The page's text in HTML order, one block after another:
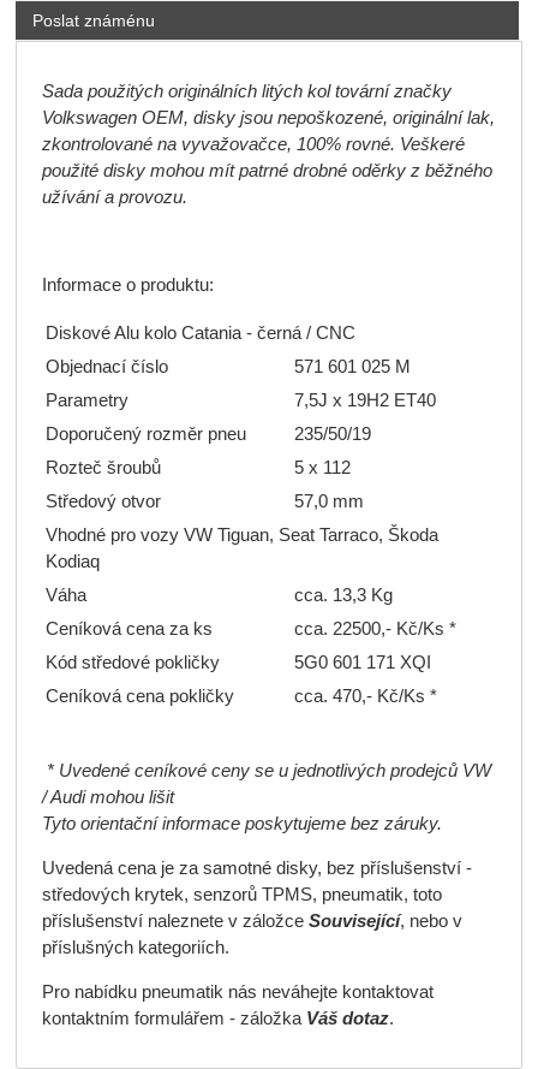
Poslat známénu
Sada použitých originálních litých kol tovární značky
Volkswagen OEM, disky jsou nepoškozené, originální lak,
zkontrolované na vyvažovačce, 100% rovné. Veškeré
použité disky mohou mít patrné drobné oděrky z běžného
užívání a provozu.
Informace o produktu:
Diskové Alu kolo Catania - černá / CNC
Objednací číslo
571601 025 M
Parametry
7,5J x 19H2 ET40
Doporučený rozměr pneu
235/50/19
Rozteč šroubů
5 x 112
Středový otvor
57,0 mm
Vhodné pro vozy VW Tiguan, Seat Tarraco, Škoda
Kodiaq
Váha
cca. 13,3 Kg
Ceníková cena za ks
cca. 22500,- Kč/Ks *
Kód středové pokličky
5G0 601 171 XQI
Ceníková cena pokličky
cca. 470,- Kč/Ks *
* Uvedené ceníkové ceny se u jednotlivých prodejců VW
/ Audi mohou lišit
Tyto orientační informace poskytujeme bez záruky.
Uvedená cena je za samotné disky, bez příslušenství -
středových krytek, senzorů TPMS, pneumatik, toto
příslušenství naleznete v záložce Související, nebo v
příslušných kategoriích.
Pro nabídku pneumatik nás neváhejte kontaktovat
kontaktním formulářem - záložka Váš dotaz.